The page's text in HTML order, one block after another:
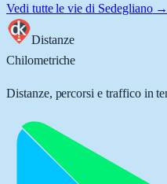
Vedi tutte le vie di Sedegliano→
Distanze
Chilometriche
Distanze, percorsi e traffico in